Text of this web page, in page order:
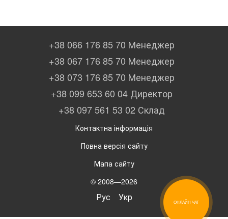
+38 066 176 85 70 Менеджер
+38 067 176 85 70 Менеджер
+38 073 176 85 70 Менеджер
+38 099 653 60 04 Директор
+38 097 561 53 02 Склад
Контактна інформація
Повна версія сайту
Мапа сайту
© 2008—2026
Рус Укр ОНЛАЙН ЧАТ